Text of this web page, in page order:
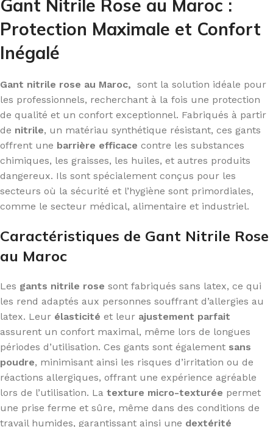
Gant Nitrile Rose au Maroc :
Protection Maximale et Confort
Inégalé
Gant nitrile rose au Maroc, sont la solution idéale pour
les professionnels, recherchant à la fois une protection
de qualité et un confort exceptionnel. Fabriqués à partir
de nitrile, un matériau synthétique résistant, ces gants
offrent une barrière efficace contre les substances
chimiques, les graisses, les huiles, et autres produits
dangereux. Ils sont spécialement conçus pour les
secteurs où la sécurité et l’hygiène sont primordiales,
comme le secteur médical, alimentaire et industriel.
Caractéristiques de Gant Nitrile Rose
au Maroc
Les gants nitrile rose sont fabriqués sans latex, ce qui
les rend adaptés aux personnes souffrant d’allergies au
latex. Leur élasticité et leur ajustement parfait
assurent un confort maximal, même lors de longues
périodes d’utilisation. Ces gants sont également sans
poudre, minimisant ainsi les risques d’irritation ou de
réactions allergiques, offrant une expérience agréable
lors de l’utilisation. La texture micro-texturée permet
une prise ferme et sûre, même dans des conditions de
travail humides, garantissant ainsi une dextérité